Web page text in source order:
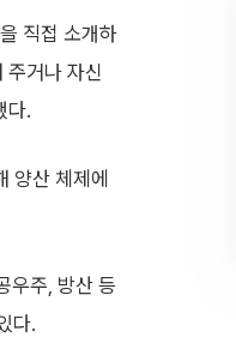
직접 소개하
주거나 자신
다.
양산 체제에
우주, 방산 등
다.